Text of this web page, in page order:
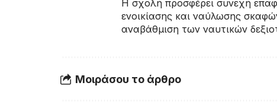
Η σχολή προσφέρει συνεχή
ενοικίασης και ναύλωσης
αναβάθμιση των ναυτικών
Μοιράσου το άρθρο